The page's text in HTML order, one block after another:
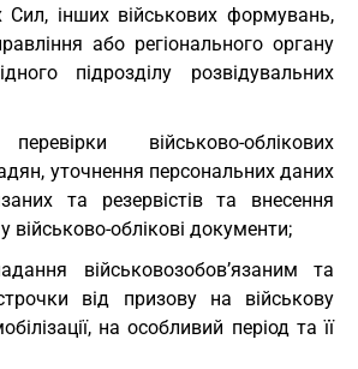
Сил, інших військових формувань,
або регіонального органу
підрозділу розвідувальних
військово-облікових
уточнення персональних даних
та резервістів та внесення
військово-облікові документи;
військовозобов’язаним та
від призову на військову
на особливий період та її